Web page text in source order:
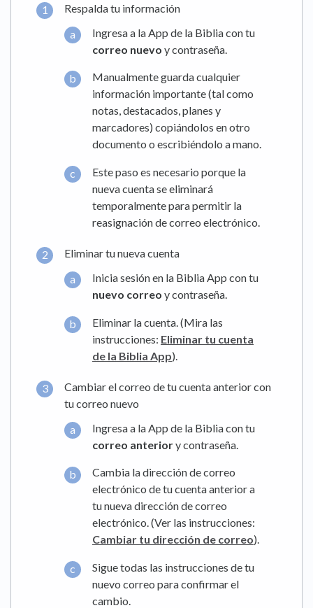
Respalda tu información
Ingresa a la App de la Biblia con tu
correo nuevo y contraseña.
Manualmente guarda cualquier
información importante (tal como
notas, destacados, planes y
marcadores) copiándolos en otro
documento o escribiéndolo a mano.
Este paso es necesario porque la
nueva cuenta se eliminará
temporalmente para permitir la
reasignación de correo electrónico.
Eliminar tu nueva cuenta
Inicia sesión en la Biblia App con tu
nuevo correo y contraseña.
Eliminar la cuenta. (Mira las
instrucciones: Eliminar tu cuenta
de la Biblia App).
Cambiar el correo de tu cuenta anterior con
tu correo nuevo
Ingresa a la App de la Biblia con tu
correo anteriory contraseña.
Cambia la dirección de correo
electrónico de tu cuenta anterior a
tu nueva dirección de correo
electrónico. (Ver las instrucciones:
Cambiar tu dirección de correo).
Sigue todas las instrucciones de tu
nuevo correo para confirmar el
cambio.